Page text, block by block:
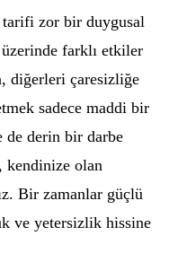
tarifi zor bir duygusal
farklı etkiler
diğerleri çaresizliğe
sadece maddi bir
de derin bir darbe
kendinize olan
Bir zamanlar güçlü
ve yetersizlik hissine